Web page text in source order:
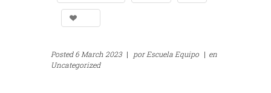
Posted6 March 2023 | porEscuela Equipo | en
Uncategorized